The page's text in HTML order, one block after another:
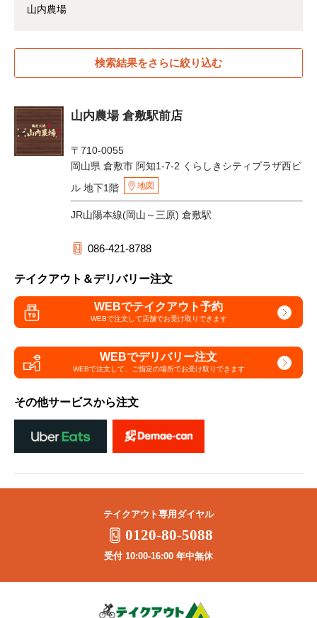
山内農場
検索結果をさらに絞り込む
山内農場 倉敷駅前店
〒710-0055
岡山県 倉敷市 阿知1-7-2 くらしきシティプラザ西ビ
ル 地下1階
地図
JR山陽本線(岡山～三原) 倉敷駅
086-421-8788
テイクアウト＆デリバリー注文
WEBでテイクアウト予約
WEBで注文して店舗でお受け取りできます
WEBでデリバリー注文
WEBで注文して、 ご指定の場所でお受け取りできます
その他サービスから注文
テイクアウト専用ダイヤル
0120-80-5088
受付 10:00-16:00 年中無休